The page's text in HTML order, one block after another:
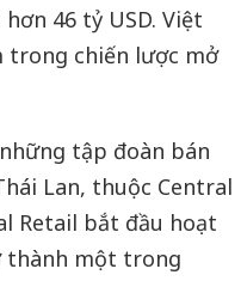
46 tỷ USD. Việt
trong chiến lược mở
tập đoàn bán
Lan, thuộc Central
Retail bắt đầu hoạt
thành một trong